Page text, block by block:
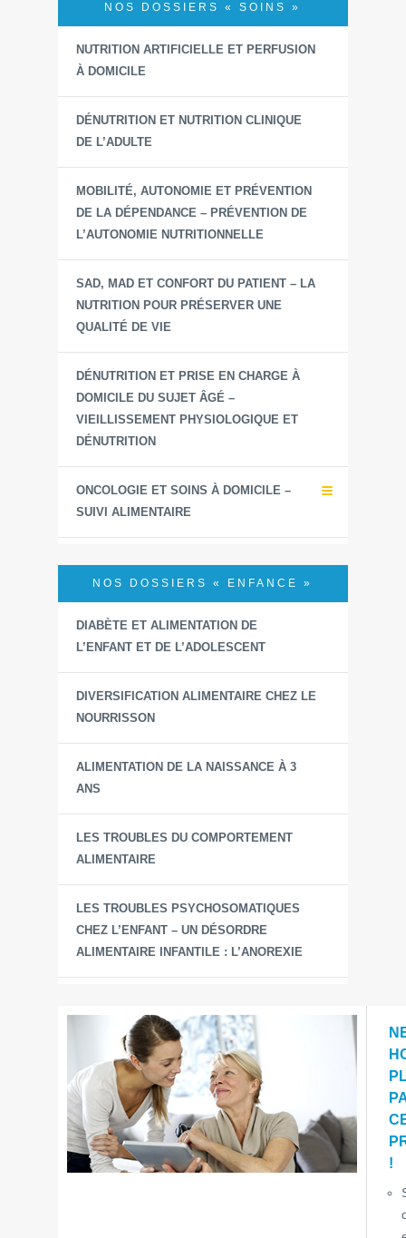
NOS DOSSIERS « SOINS »
NUTRITION ARTIFICIELLE ET PERFUSION
À DOMICILE
DÉNUTRITION ET NUTRITION CLINIQUE
DE L’ADULTE
MOBILITÉ, AUTONOMIE ET PRÉVENTION
DE LA DÉPENDANCE – PRÉVENTION DE
L’AUTONOMIE NUTRITIONNELLE
SAD, MAD ET CONFORT DU PATIENT – LA
NUTRITION POUR PRÉSERVER UNE
QUALITÉ DE VIE
DÉNUTRITION ET PRISE EN CHARGE À
DOMICILE DU SUJET ÂGÉ –
VIEILLISSEMENT PHYSIOLOGIQUE ET
DÉNUTRITION
ONCOLOGIE ET SOINS À DOMICILE –
SUIVI ALIMENTAIRE
NOS DOSSIERS « ENFANCE »
DIABÈTE ET ALIMENTATION DE
L’ENFANT ET DE L’ADOLESCENT
DIVERSIFICATION ALIMENTAIRE CHEZ LE
NOURRISSON
ALIMENTATION DE LA NAISSANCE À 3
ANS
LES TROUBLES DU COMPORTEMENT
ALIMENTAIRE
LES TROUBLES PSYCHOSOMATIQUES
CHEZ L’ENFANT – UN DÉSORDRE
ALIMENTAIRE INFANTILE : L’ANOREXIE
!